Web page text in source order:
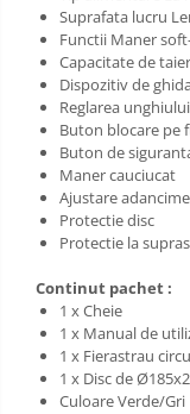
Suprafata lucru
Functii Maner
Capacitate de
Dispozitiv de
Reglarea
Buton blocare pe
Buton de
Maner cauciucat
Ajustare
Protectie disc
Protectie la
Continut pachet :
1 x Cheie
1 x Manual de
1 x Fierastrau
1 x Disc de
Culoare Verde/Gri